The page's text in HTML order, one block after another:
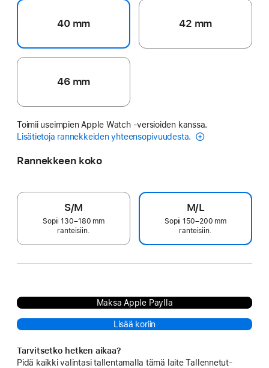
40 mm 42 mm
46 mm
Toimii useimpien Apple Watch ‑versioiden kanssa.
Lisätietoja rannekkeiden yhteensopivuudesta.
Rannekkeen koko
S/M
Sopii 130–180 mm
ranteisiin.
M/L
Sopii 150–200 mm
ranteisiin.
Maksa Apple Paylla
Lisää koriin
Tarvitsetko hetken aikaa?
Pidä kaikki valintasi tallentamalla tämä laite Tallennetut-